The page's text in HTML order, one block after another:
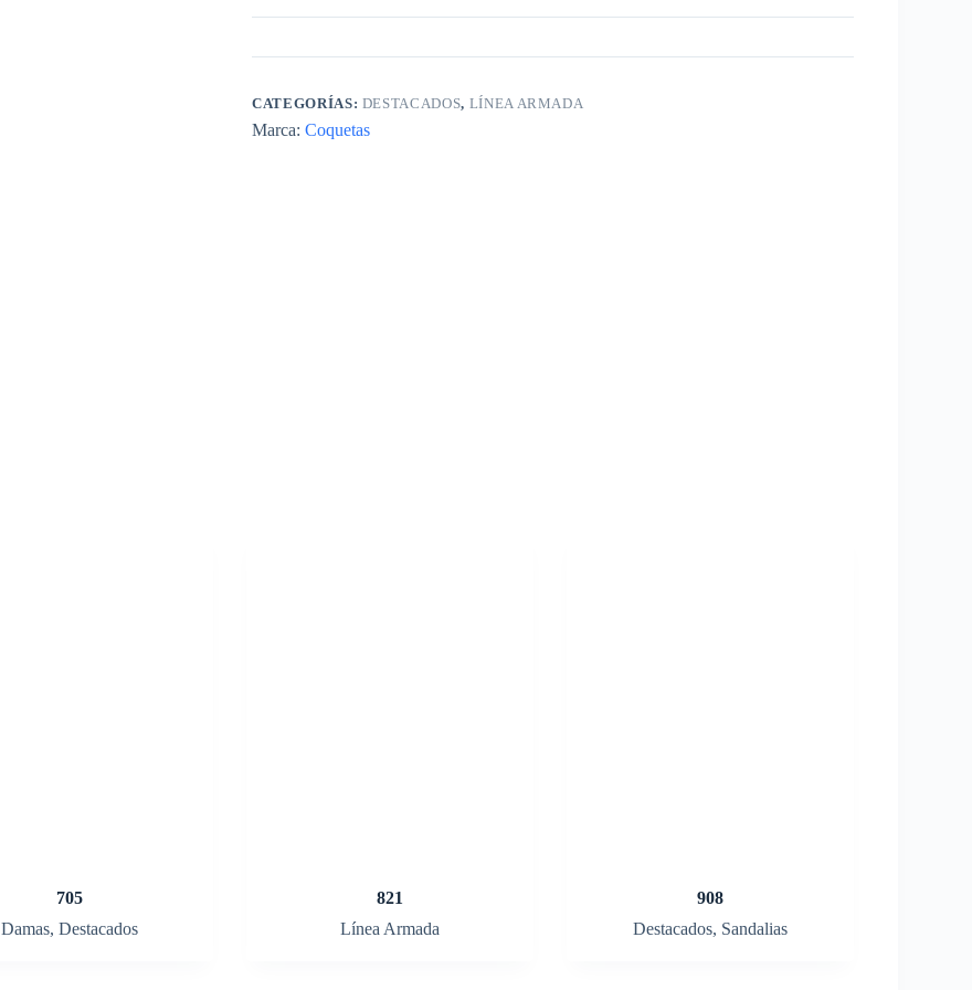
CATEGORÍAS: DESTACADOS, LÍNEA ARMADA
Marca: Coquetas
705
Damas,Destacados
821
Línea Armada
908
Destacados, Sandalias